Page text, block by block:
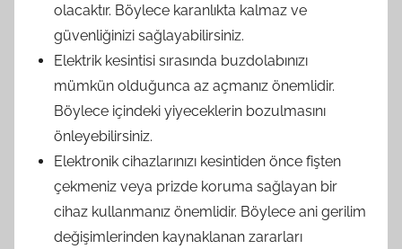
olacaktır. Böylece karanlıkta kalmaz ve
güvenliğinizi sağlayabilirsiniz.
Elektrik kesintisi sırasında buzdolabınızı
mümkün olduğunca az açmanız önemlidir.
Böylece içindeki yiyeceklerin bozulmasını
önleyebilirsiniz.
Elektronik cihazlarınızı kesintiden önce fişten
çekmeniz veya prizde koruma sağlayan bir
cihaz kullanmanız önemlidir. Böylece ani gerilim
değişimlerinden kaynaklanan zararları